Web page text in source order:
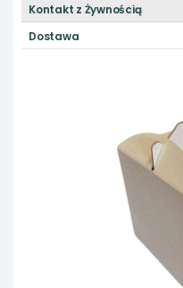
Kontakt z Żywnością
Dostawa